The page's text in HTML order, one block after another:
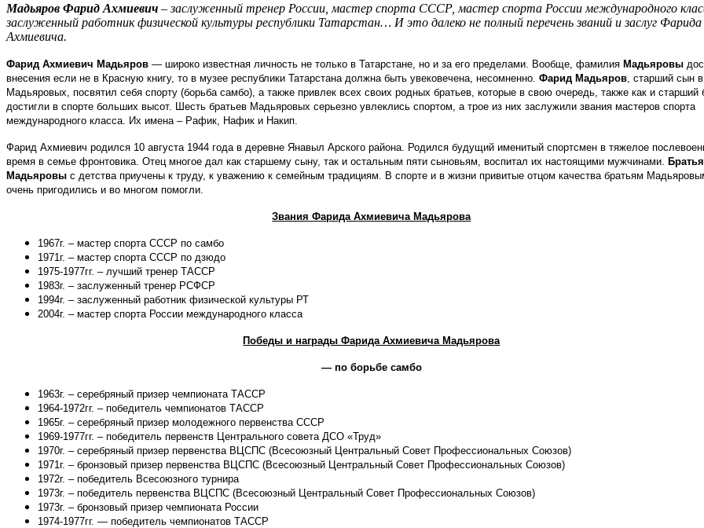
Мадьяров Фарид Ахмиевич – заслуженный тренер России, мастер спорта СССР, мастер спорта России международного
заслуженный работник физической культуры республики Татарстан… И это далеко не полный перечень званий и заслуг Фарида
Ахмиевича.
Фарид Ахмиевич Мадьяров — широко известная личность не только в Татарстане, но и за его пределами. Вообще, фамилия Мадьяровы
внесения если не в Красную книгу, то в музее республики Татарстана должна быть увековечена, несомненно. Фарид Мадьяров , старший сын
Мадьяровых, посвятил себя спорту (борьба самбо), а также привлек всех своих родных братьев, которые в свою очередь, также как и старший
достигли в спорте больших высот. Шесть братьев Мадьяровых серьезно увлеклись спортом, а трое из них заслужили звания мастеров спорта
международного класса. Их имена – Рафик, Нафик и Накип.
Фарид Ахмиевич родился 10 августа 1944 года в деревне Янавыл Арского района. Родился будущий именитый спортсмен в тяжелое
время в семье фронтовика. Отец многое дал как старшему сыну, так и остальным пяти сыновьям, воспитал их настоящими мужчинами.
Братья
Мадьяровы с детства приучены к труду, к уважению к семейным традициям. В спорте и в жизни привитые отцом качества братьям
очень пригодились и во многом помогли.
Звания Фарида Ахмиевича Мадьярова
1967г. – мастер спорта СССР по самбо
1971г. – мастер спорта СССР по дзюдо
1975-1977гг. – лучший тренер ТАССР
1983г. – заслуженный тренер РСФСР
1994г. – заслуженный работник физической культуры РТ
2004г. – мастер спорта России международного класса
Победы и награды Фарида Ахмиевича Мадьярова
— по борьбе самбо
1963г. – серебряный призер чемпионата ТАССР
1964-1972гг. – победитель чемпионатов ТАССР
1965г. – серебряный призер молодежного первенства СССР
1969-1977гг. – победитель первенств Центрального совета ДСО «Труд»
1970г. – серебряный призер первенства ВЦСПС (Всесоюзный Центральный Совет Профессиональных Союзов)
1971г. – бронзовый призер первенства ВЦСПС (Всесоюзный Центральный Совет Профессиональных Союзов)
1972г. – победитель Всесоюзного турнира
1973г. – победитель первенства ВЦСПС (Всесоюзный Центральный Совет Профессиональных Союзов)
1973г. – бронзовый призер чемпионата России
1974-1977гг. — победитель чемпионатов ТАССР